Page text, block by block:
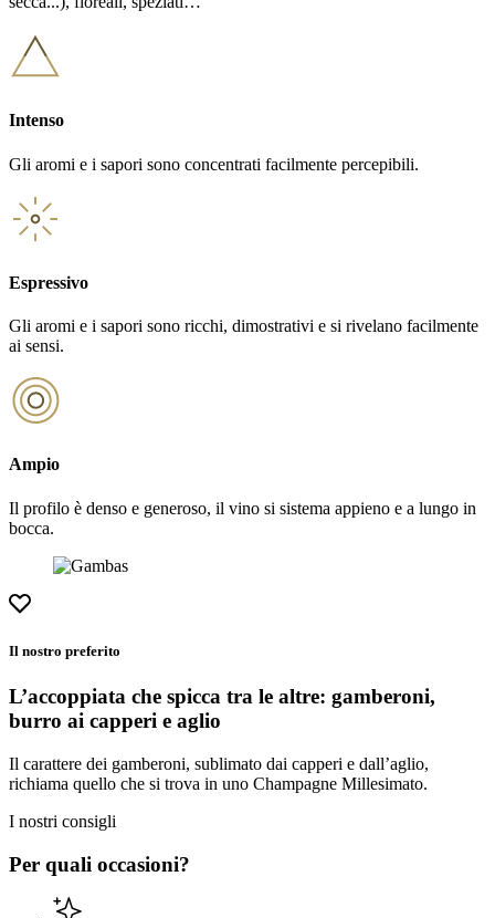
Intenso
Gli aromi e i sapori sono concentrati facilmente percepibili.
Espressivo
Gli aromi e i sapori sono ricchi, dimostrativi e si rivelano facilmente
ai sensi.
Ampio
Il profilo è denso e generoso, il vino si sistema appieno e a lungo in
bocca.
Il nostro preferito
L’accoppiata che spicca tra le altre: gamberoni,
burro ai capperi e aglio
Il carattere dei gamberoni, sublimato dai capperi e dall’aglio,
richiama quello che si trova in uno Champagne Millesimato.
I nostri consigli
Per quali occasioni?